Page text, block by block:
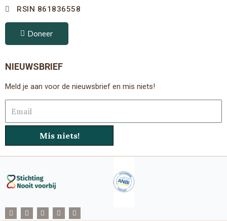
RSIN 861836558
Doneer
NIEUWSBRIEF
Meld je aan voor de nieuwsbrief en mis niets!
Mis niets!
F
a
T
w
I
n
Y
o
L
i